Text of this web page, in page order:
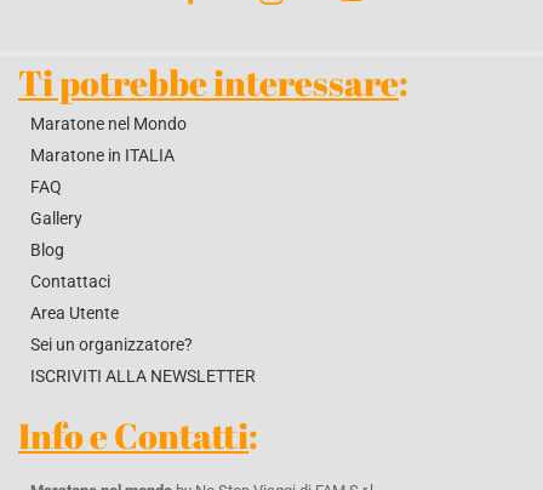
Ti potrebbe interessare:
Maratone nel Mondo
Maratone in ITALIA
FAQ
Gallery
Blog
Contattaci
Area Utente
Sei un organizzatore?
ISCRIVITI ALLA NEWSLETTER
Info e Contatti: